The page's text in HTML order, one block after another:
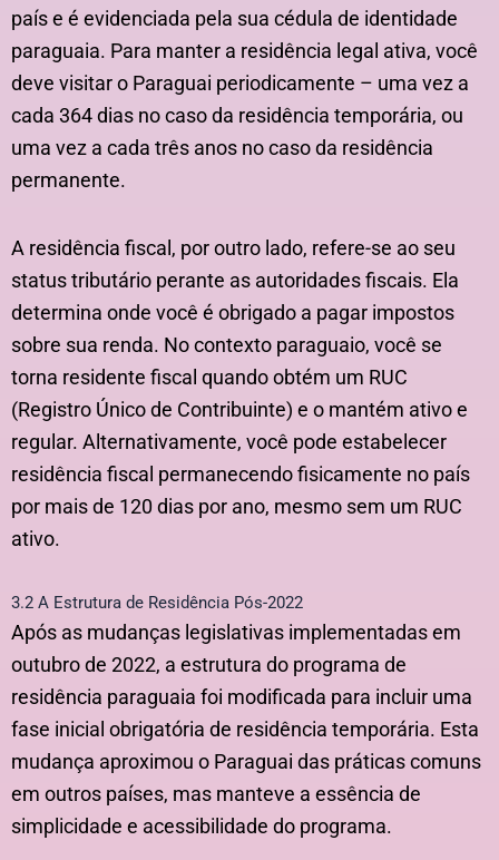
país e é evidenciada pela sua cédula de identidade
paraguaia. Para manter a residência legal ativa, você
deve visitar o Paraguai periodicamente – uma vez a
cada 364 dias no caso da residência temporária, ou
uma vez a cada três anos no caso da residência
permanente.
A residência fiscal, por outro lado, refere-se ao seu
status tributário perante as autoridades fiscais. Ela
determina onde você é obrigado a pagar impostos
sobre sua renda. No contexto paraguaio, você se
torna residente fiscal quando obtém um RUC
(Registro Único de Contribuinte) e o mantém ativo e
regular. Alternativamente, você pode estabelecer
residência fiscal permanecendo fisicamente no país
por mais de 120 dias por ano, mesmo sem um RUC
ativo.
3.2 A Estrutura de Residência Pós-2022
Após as mudanças legislativas implementadas em
outubro de 2022, a estrutura do programa de
residência paraguaia foi modificada para incluir uma
fase inicial obrigatória de residência temporária. Esta
mudança aproximou o Paraguai das práticas comuns
em outros países, mas manteve a essência de
simplicidade e acessibilidade do programa.